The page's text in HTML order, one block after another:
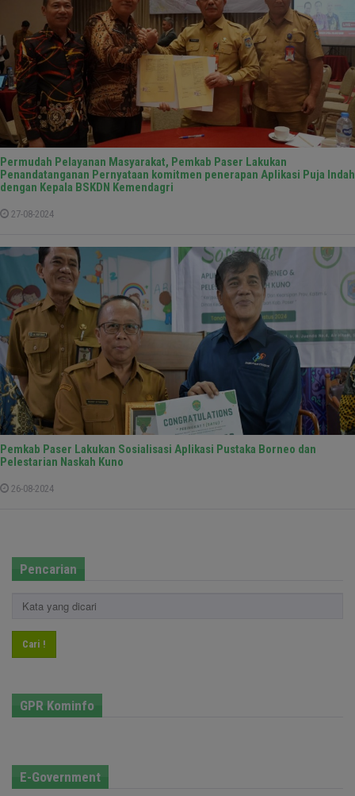
Permudah Pelayanan Masyarakat, Pemkab Paser Lakukan
Penandatanganan Pernyataan komitmen penerapan Aplikasi Puja Indah
dengan Kepala BSKDN Kemendagri
27-08-2024
Pemkab Paser Lakukan Sosialisasi Aplikasi Pustaka Borneo dan
Pelestarian Naskah Kuno
26-08-2024
Pencarian
Cari !
GPR Kominfo
E-Government